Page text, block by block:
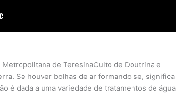
de TeresinaCulto de Doutrina e
Se houver bolhas de ar formando se, significa
é dada a uma variedade de tratamentos de água